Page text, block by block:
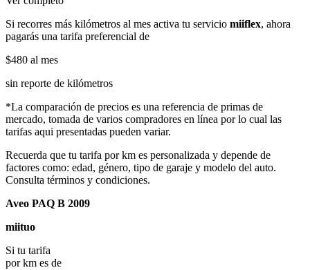
Si recorres más kilómetros al mes activa tu servicio miiflex, ahora
pagarás una tarifa preferencial de
$480 al mes
sin reporte de kilómetros
*La comparación de precios es una referencia de primas de
mercado, tomada de varios compradores en línea por lo cual las
tarifas aqui presentadas pueden variar.
Recuerda que tu tarifa por km es personalizada y depende de
factores como: edad, género, tipo de garaje y modelo del auto.
Consulta términos y condiciones.
Aveo PAQ B 2009
miituo
Si tu tarifa
por km es de